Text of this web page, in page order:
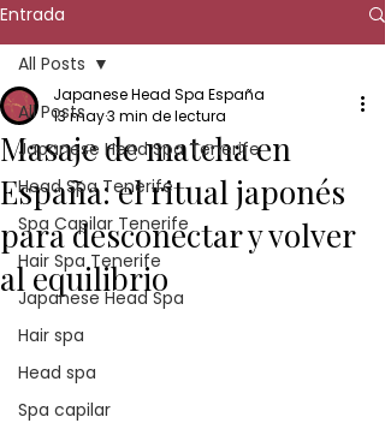
Entrada
All Posts
Japanese Head Spa Tenerife
Head Spa Tenerife
Spa Capilar Tenerife
Hair Spa Tenerife
Japanese Head Spa
Hair spa
Head spa
Spa capilar
All Posts
Masaje de matcha en
España: el ritual japonés
para desconectar y volver
al equilibrio
Japanese Head Spa España
13 may3 min de lectura